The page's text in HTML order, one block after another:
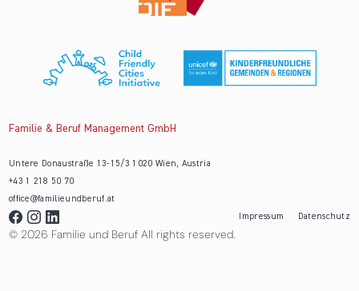
Familie & Beruf Management GmbH
Untere Donaustraße 13-15/3 1020 Wien, Austria
+43 1 218 50 70
office@familieundberuf.at
Impressum
Datenschutz
© 2026 Familie und Beruf All rights reserved.